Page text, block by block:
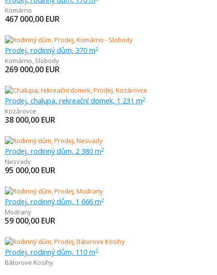
Komárno
467 000,00 EUR
Prodej, rodinný dům, 370 m2
Komárno, Slobody
269 000,00 EUR
Prodej, chalupa, rekreační domek, 1 231 m2
Kozárovce
38 000,00 EUR
Prodej, rodinný dům, 2 380 m2
Nesvady
95 000,00 EUR
Prodej, rodinný dům, 1 666 m2
Modrany
59 000,00 EUR
Prodej, rodinný dům, 110 m2
Bátorove Kosihy